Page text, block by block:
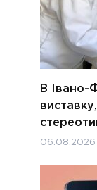
В Івано-
06.08.2026